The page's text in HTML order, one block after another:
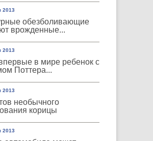
2013
обезболивающие
врожденные...
2013
в мире ребенок с
Поттера...
2013
необычного
корицы
2013